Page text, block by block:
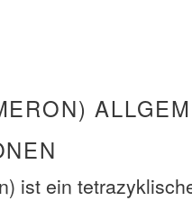
ist ein